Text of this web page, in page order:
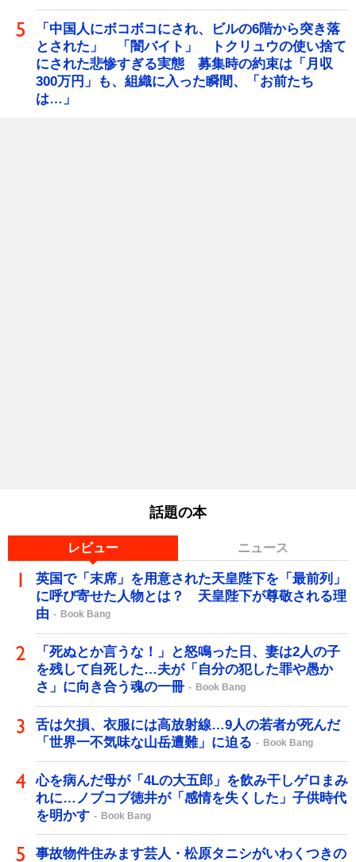
「中国人にボコボコにされ、ビルの6階から突き落
とされた」 「闇バイト」 トクリュウの使い捨て
にされた悲惨すぎる実態 募集時の約束は「月収
300万円」も、組織に入った瞬間、「お前たち
は…」
話題の本
レビュー ニュース
英国で「末席」を用意された天皇陛下を「最前列」
に呼び寄せた人物とは？ 天皇陛下が尊敬される理
由
Book Bang
「死ぬとか言うな！」と怒鳴った日、妻は2人の子
を残して自死した…夫が「自分の犯した罪や愚か
さ」に向き合う魂の一冊
Book Bang
舌は欠損、衣服には高放射線…9人の若者が死んだ
「世界一不気味な山岳遭難」に迫る
Book Bang
心を病んだ母が「4Lの大五郎」を飲み干しゲロまみ
れに…ノブコブ徳井が「感情を失くした」子供時代
を明かす
Book Bang
事故物件住みます芸人・松原タニシがいわくつきの